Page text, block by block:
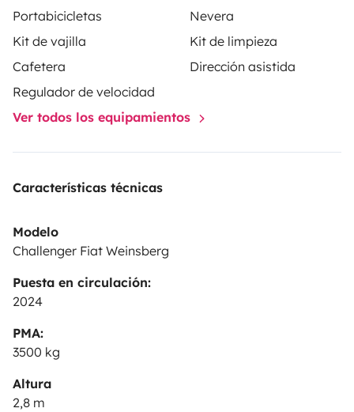
Portabicicletas
Nevera
Kit de vajilla
Kit de limpieza
Cafetera
Dirección asistida
Regulador de velocidad
Ver todos los equipamientos
Características técnicas
Modelo
Challenger Fiat Weinsberg
Puesta en circulación:
2024
PMA:
3500 kg
Altura
2,8 m